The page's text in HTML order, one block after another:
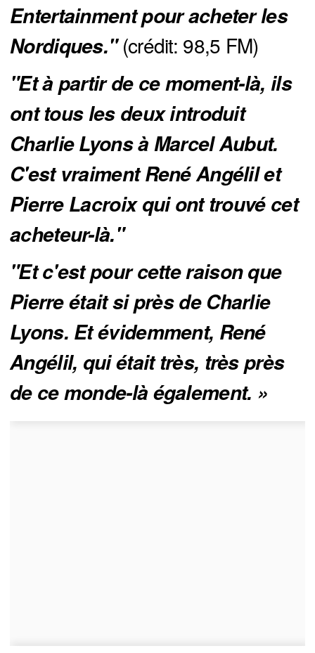
Entertainment pour acheter les
Nordiques." (crédit: 98,5 FM)
"Et à partir de ce moment-là, ils
ont tous les deux introduit
Charlie Lyons à Marcel Aubut.
C'est vraiment René Angélil et
Pierre Lacroix qui ont trouvé cet
acheteur-là."
"Et c'est pour cette raison que
Pierre était si près de Charlie
Lyons. Et évidemment, René
Angélil, qui était très, très près
de ce monde-là également. »